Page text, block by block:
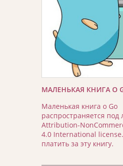
МАЛЕНЬКАЯ КНИГА О
Маленькая книга о Go
распространяется под
Attribution-
4.0 International
платить за эту книгу.